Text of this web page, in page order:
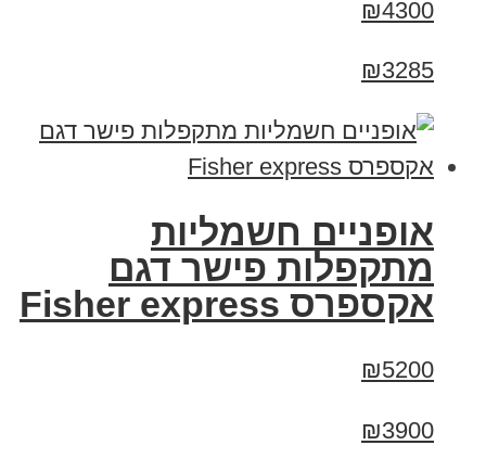
₪4300
₪3285
אופניים חשמליות
מתקפלות פישר דגם
אקספרס Fisher express
₪5200
₪3900